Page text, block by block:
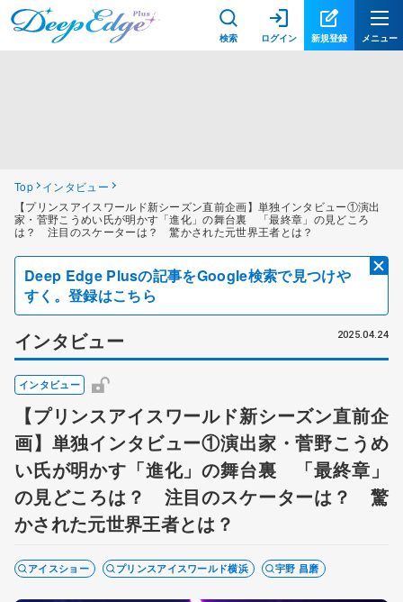
検索 ログイン 新規登録 メニュー
Top
インタビュー
【プリンスアイスワールド新シーズン直前企画】単独インタビュー①演出
家・菅野こうめい氏が明かす「進化」の舞台裏 「最終章」の見どころ
は？ 注目のスケーターは？ 驚かされた元世界王者とは？
Deep Edge Plusの記事をGoogle検索で見つけや
すく。登録はこちら
インタビュー 2025.04.24
インタビュー
【プリンスアイスワールド新シーズン直前企
画】単独インタビュー①演出家・菅野こうめ
い氏が明かす「進化」の舞台裏 「最終章」
の見どころは？ 注目のスケーターは？ 驚
かされた元世界王者とは？
アイスショー プリンスアイスワールド横浜 宇野 昌磨